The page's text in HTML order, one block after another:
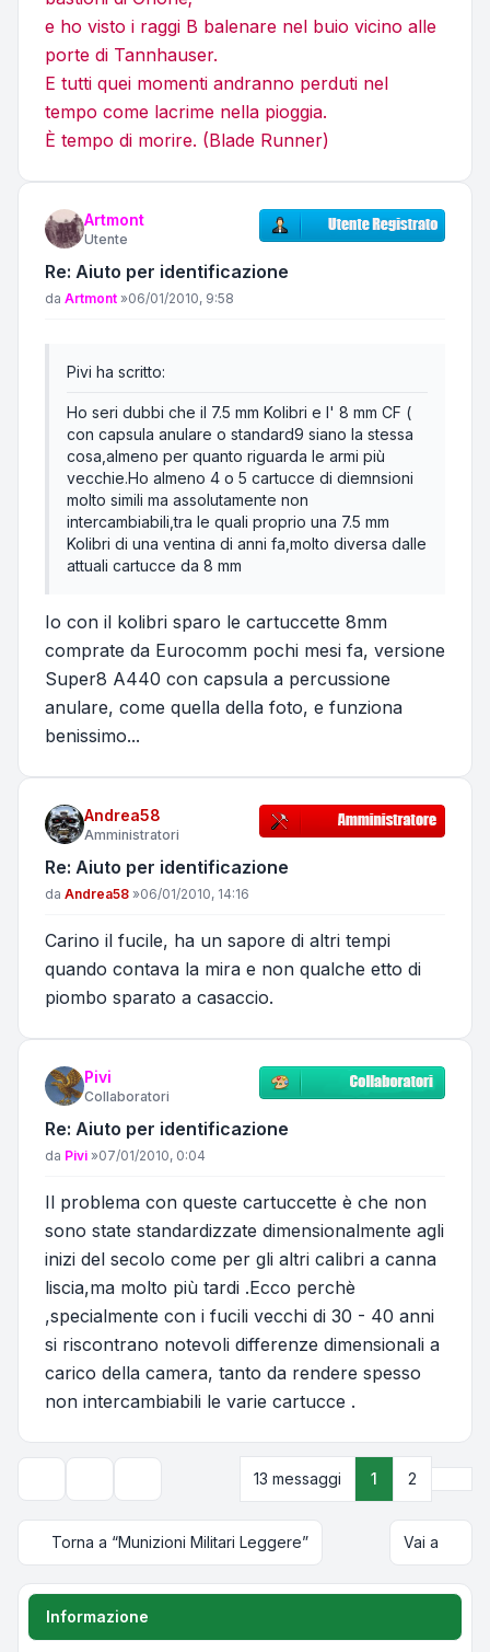
e ho visto i raggi B balenare nel buio vicino alle
porte di Tannhauser.
E tutti quei momenti andranno perduti nel
tempo come lacrime nella pioggia.
È tempo di morire. (Blade Runner)
Artmont
Utente
Re: Aiuto per identificazione
Messaggio
da Artmont »06/01/2010, 9:58
Pivi ha scritto:
Ho seri dubbi che il 7.5 mm Kolibri e l' 8 mm CF (
con capsula anulare o standard9 siano la stessa
cosa,almeno per quanto riguarda le armi più
vecchie.Ho almeno 4 o 5 cartucce di diemnsioni
molto simili ma assolutamente non
intercambiabili,tra le quali proprio una 7.5 mm
Kolibri di una ventina di anni fa,molto diversa dalle
attuali cartucce da 8 mm
Io con il kolibri sparo le cartuccette 8mm
comprate da Eurocomm pochi mesi fa, versione
Super8 A440 con capsula a percussione
anulare, come quella della foto, e funziona
benissimo...
Andrea58
Amministratori
Re: Aiuto per identificazione
Messaggio
da Andrea58 »06/01/2010, 14:16
Carino il fucile, ha un sapore di altri tempi
quando contava la mira e non qualche etto di
piombo sparato a casaccio.
Pivi
Collaboratori
Re: Aiuto per identificazione
Messaggio
da Pivi »07/01/2010, 0:04
Il problema con queste cartuccette è che non
sono state standardizzate dimensionalmente agli
inizi del secolo come per gli altri calibri a canna
liscia,ma molto più tardi .Ecco perchè
,specialmente con i fucili vecchi di 30 - 40 anni
si riscontrano notevoli differenze dimensionali a
carico della camera, tanto da rendere spesso
non intercambiabili le varie cartucce .
Opzioni di visualizzazione e ordinamento
13 messaggi 1 2
Torna a “Munizioni Militari Leggere” Vai a
Informazione